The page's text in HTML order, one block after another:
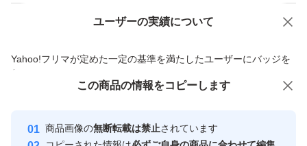
ユーザーの実績について
Yahoo!フリマが定めた一定の基準を満たしたユーザーにバッジを
付与しています
安心取引出品者
心・安全なユーザーです
価格の相談 商品への質問
この商品の情報をコピーします
商品画像の無断転載は禁止されています
この商品をみている人にオススメ